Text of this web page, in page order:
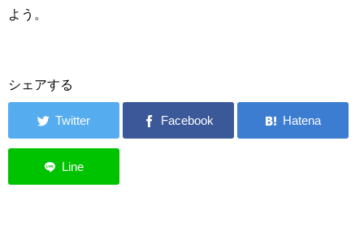
よう。
シェアする